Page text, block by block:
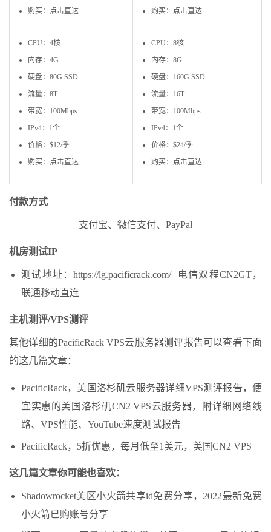
购买：点击直达
购买：点击直达
CPU：4核
内存：4G
硬盘：80G SSD
流量：8T
带宽：100Mbps
IPv4：1个
价格：$12/季
购买：点击直达
CPU：8核
内存：8G
硬盘：160G SSD
流量：16T
带宽：100Mbps
IPv4：1个
价格：$24/季
购买：点击直达
付款方式
支付宝、微信支付、PayPal
机房测试IP
测试地址：https://lg.pacificrack.com/ 电信双程CN2GT，
联通移动直连
主机测评/VPS测评
其他详细的PacificRack VPS云服务器测评报告可以查看下面
的这几篇文章：
PacificRack，美国洛杉矶云服务器详细VPS测评报告，便
宜实惠的美国洛杉矶CN2 VPS云服务器，附详细网络线
路、VPS性能、YouTube速度测试报告
PacificRack，5折优惠，每月低至1美元，美国CN2 VPS
这几篇文章你可能也喜欢：
Shadowrocket美区小火箭共享id免费分享，2022最新免费
小火箭已购账号分享